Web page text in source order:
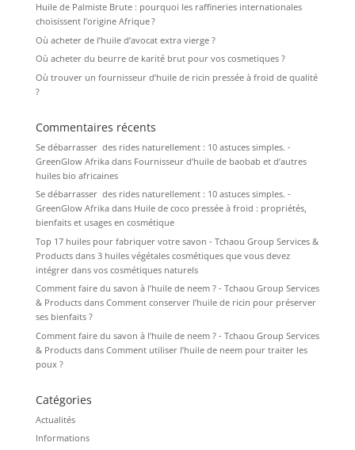
Huile de Palmiste Brute : pourquoi les raffineries internationales
choisissent l’origine Afrique ?
Où acheter de l’huile d’avocat extra vierge ?
Où acheter du beurre de karité brut pour vos cosmetiques ?
Où trouver un fournisseur d’huile de ricin pressée à froid de qualité
?
Commentaires récents
Se débarrasser des rides naturellement : 10 astuces simples. -
GreenGlow Afrikadans Fournisseur d’huile de baobab et d’autres
huiles bio africaines
Se débarrasser des rides naturellement : 10 astuces simples. -
GreenGlow Afrikadans Huile de coco pressée à froid : propriétés,
bienfaits et usages en cosmétique
Top 17 huiles pour fabriquer votre savon - Tchaou Group Services &
Productsdans 3 huiles végétales cosmétiques que vous devez
intégrer dans vos cosmétiques naturels
Comment faire du savon à l’huile de neem ? - Tchaou Group Services
& Productsdans Comment conserver l’huile de ricin pour préserver
ses bienfaits ?
Comment faire du savon à l’huile de neem ? - Tchaou Group Services
& Productsdans Comment utiliser l’huile de neem pour traiter les
poux ?
Catégories
Actualités
Informations